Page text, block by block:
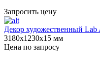
Запросить цену
Декор художественный
3180х1230х15 мм
Цена по запросу